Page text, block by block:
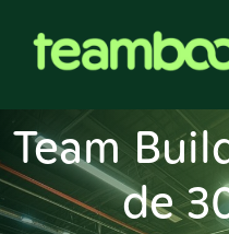
contenu
Team
de